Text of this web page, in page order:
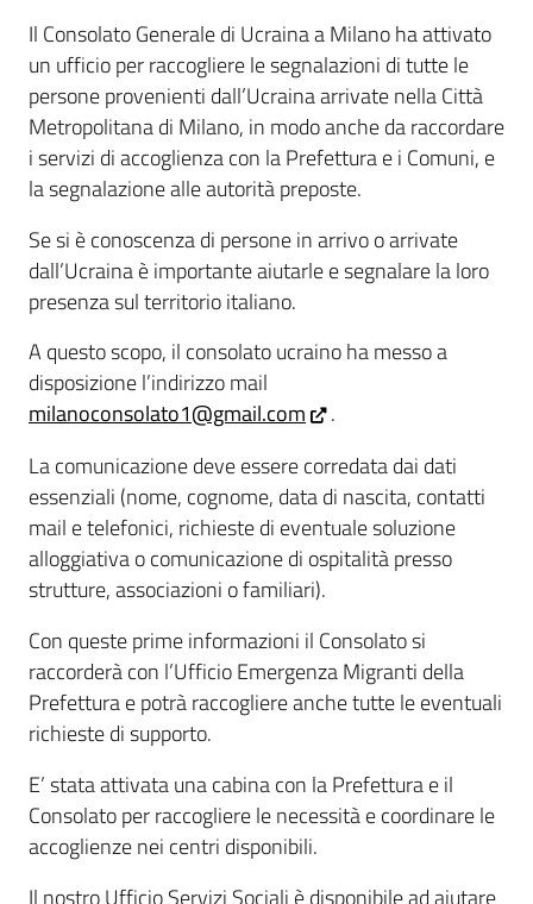
Il Consolato Generale di Ucraina a Milano ha attivato
un ufficio per raccogliere le segnalazioni di tutte le
persone provenienti dall’Ucraina arrivate nella Città
Metropolitana di Milano, in modo anche da raccordare
i servizi di accoglienza con la Prefettura e i Comuni, e
la segnalazione alle autorità preposte.
Se si è conoscenza di persone in arrivo o arrivate
dall’Ucraina è importante aiutarle e segnalare la loro
presenza sul territorio italiano.
A questo scopo, il consolato ucraino ha messo a
disposizione l’indirizzo mail
milanoconsolato1@gmail.com
.
La comunicazione deve essere corredata dai dati
essenziali (nome, cognome, data di nascita, contatti
mail e telefonici, richieste di eventuale soluzione
alloggiativa o comunicazione di ospitalità presso
strutture, associazioni o familiari).
Con queste prime informazioni il Consolato si
raccorderà con l’Ufficio Emergenza Migranti della
Prefettura e potrà raccogliere anche tutte le eventuali
richieste di supporto.
E’ stata attivata una cabina con la Prefettura e il
Consolato per raccogliere le necessità e coordinare le
accoglienze nei centri disponibili.
Il nostro Ufficio Servizi Sociali è disponibile ad aiutare